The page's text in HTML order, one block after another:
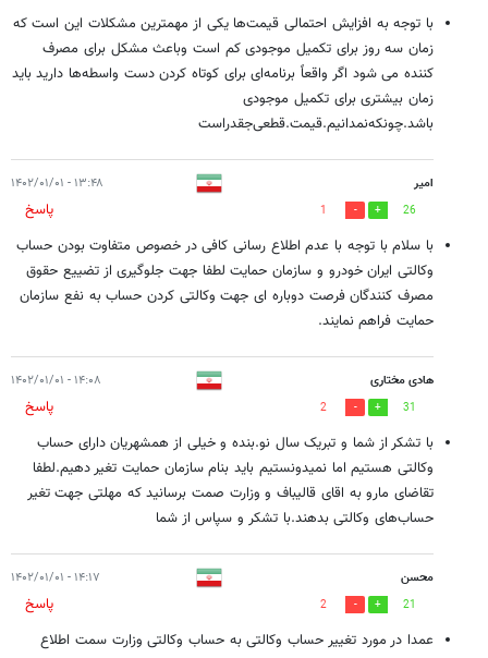
با توجه به افزایش احتمالی قیمت‌ها یکی از مهمترین مشکلات این است که
زمان سه روز برای تکمیل موجودی کم است وباعث مشکل برای مصرف
کننده می شود اگر واقعاً برنامه‌ای برای کوتاه کردن دست واسطه‌ها دارید باید
زمان بیشتری برای تکمیل موجودی
باشد.چونکه‌نمدانیم.قیمت.قطعی‌جقدراست
امیر ۱۳:۴۸ - ۱۴۰۲/۰۱/۰۱
26
1
پاسخ
با سلام با توجه با عدم اطلاع رسانی کافی در خصوص متفاوت بودن حساب
وکالتی ایران خودرو و سازمان حمایت لطفا جهت جلوگیری از تضییع حقوق
مصرف کنندگان فرصت دوباره ای جهت وکالتی کردن حساب به نفع سازمان
حمایت فراهم نمایند.
هادی مختاری ۱۴:۰۸ - ۱۴۰۲/۰۱/۰۱
31
2
پاسخ
با تشکر از شما و تبریک سال نو.بنده و خیلی از همشهریان دارای حساب
وکالتی هستیم اما نمیدونستیم باید بنام سازمان حمایت تغیر دهیم.لطفا
تقاضای مارو به اقای قالیباف و وزارت صمت برسانید که مهلتی جهت تغیر
حساب‌های وکالتی بدهند.با تشکر و سپاس از شما
محسن ۱۴:۱۷ - ۱۴۰۲/۰۱/۰۱
21
2
پاسخ
عمدا در مورد تغییر حساب وکالتی به حساب وکالتی وزارت سمت اطلاع